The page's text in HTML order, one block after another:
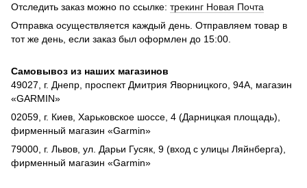
Отследить заказ можно по ссылке: трекинг Новая Почта
Отправка осуществляется каждый день. Отправляем товар в
тот же день, если заказ был оформлен до 15:00.
Самовывоз из наших магазинов
49027, г. Днепр, проспект Дмитрия Яворницкого, 94А, магазин
«GARMIN»
02059, г. Киев, Харьковское шоссе, 4 (Дарницкая площадь),
фирменный магазин «Garmin»
79000, г. Львов, ул. Дарьи Гусяк, 9 (вход с улицы Ляйнберга),
фирменный магазин «Garmin»